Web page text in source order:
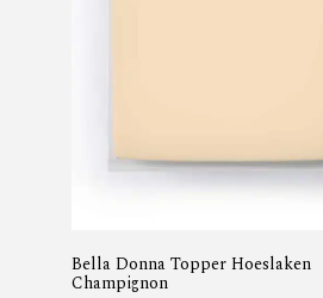
Bella Donna Topper Hoeslaken
Champignon